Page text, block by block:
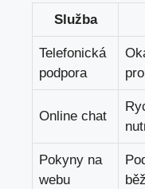
Služba
Telefonická
‌podpora
Online chat
Pokyny na
webu